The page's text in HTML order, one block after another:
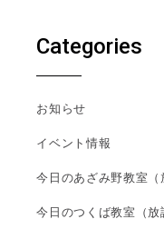
Categories
お知らせ
イベント情報
今日のあざみ野教室（
今日のつくば教室（放